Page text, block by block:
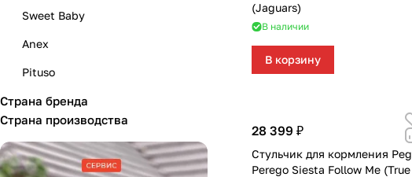
(Jaguars)
В наличии
В корзину
28 399 ₽
Стульчик для кормления Peg
Perego Siesta Follow Me (True
Sweet Baby
Anex
Pituso
AmaroBaby
CAM
Carrello
Страна бренда
Страна производства